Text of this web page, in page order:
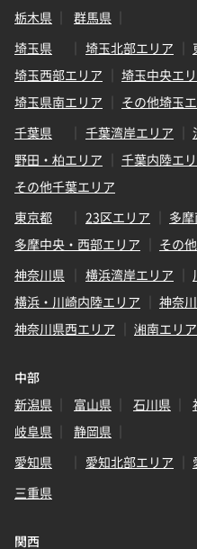
栃木県
群馬県
埼玉県
埼玉北部エリア
埼玉西部エリア
埼玉中央エ
埼玉県南エリア
その他埼玉
千葉県
千葉湾岸エリア
野田・柏エリア
千葉内陸エ
その他千葉エリア
東京都
23区エリア
多
多摩中央・西部エリア
その
神奈川県
横浜湾岸エリア
横浜・川崎内陸エリア
神奈
神奈川県西エリア
湘南エリア
中部
新潟県
富山県 石川県
岐阜県
静岡県
愛知県
愛知北部エリア
三重県
関西